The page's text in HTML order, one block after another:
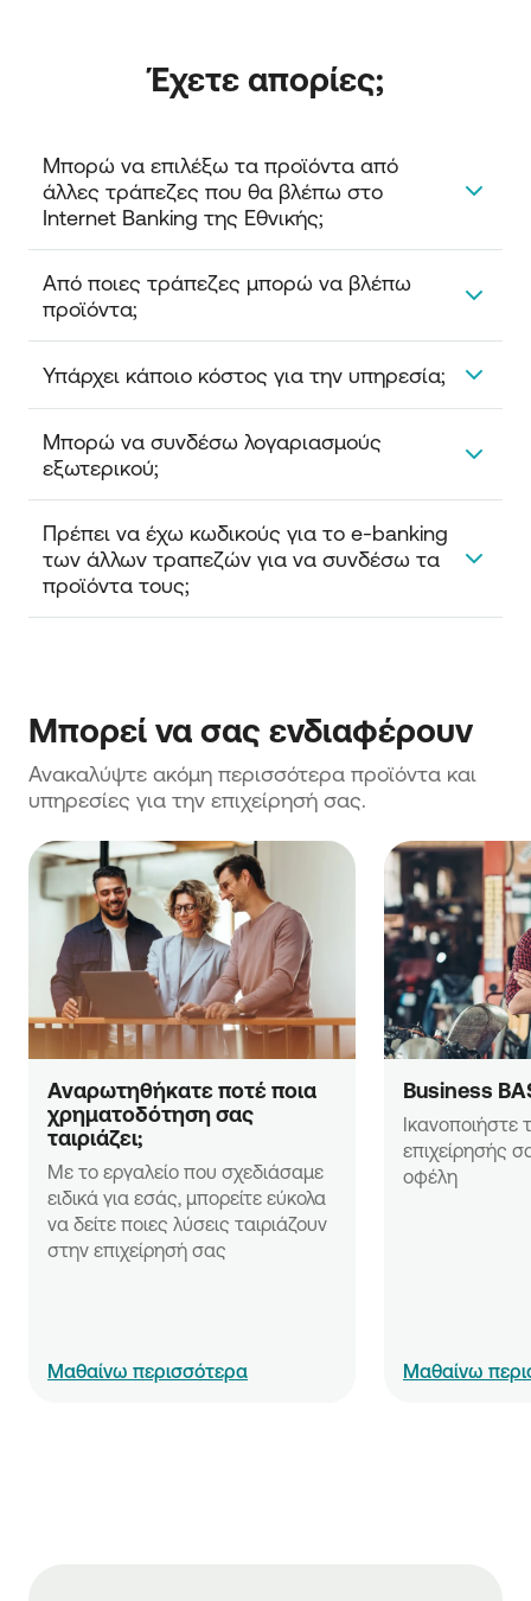
Έχετε απορίες;
Μπορώ να επιλέξω τα προϊόντα από
άλλες τράπεζες που θα βλέπω στο
Internet Banking της Εθνικής;
Ναι, μπορείτε να επιλέξετε ποια προϊόντα από
άλλες τράπεζες θα βλεπετε. Μετά από 90 μέρες θα
ξαναζητήσουμε τη συγκατάθεσή σας για να έχετε
Από ποιες τράπεζες μπορώ να βλέπω
προϊόντα;
Μέχρι σήμερα, μπορείτε να βλέπετε λογαριασμούς
και κάρτες των τραπεζών Πειραιώς, Eurobank και
Alpha Bank. Σύντομα θα μπορείτε να προσθέτετε
προϊόντα και άλλων ελληνικών τραπεζών και
τραπεζών εξωτερικού εντός SEPA.
Υπάρχει κάποιο κόστος για την υπηρεσία;
Η υπηρεσία παρέχεται δωρεάν.
Μπορώ να συνδέσω λογαριασμούς
εξωτερικού;
Η δυνατότητα εμφάνισης προϊόντων από τράπεζες
του εξωτερικού δεν είναι ακόμη διαθέσιμη.
Σύντομα, θα μπορείτε να συνδέσετε προϊόντα
τραπεζών εξωτερικού εντός SEPA.
Πρέπει να έχω κωδικούς για το e-banking
των άλλων τραπεζών για να συνδέσω τα
προϊόντα τους;
Μπορεί να σας ενδιαφέρουν
Ανακαλύψτε ακόμη περισσότερα προϊόντα και
υπηρεσίες για την επιχείρησή σας.
Αναρωτηθήκατε ποτέ ποια
χρηματοδότηση σας
ταιριάζει;
Με το εργαλείο που σχεδιάσαμε
ειδικά για εσάς, μπορείτε εύκολα
να δείτε ποιες λύσεις ταιριάζουν
στην επιχείρησή σας
Μαθαίνω περισσότερα
Business
Ικανοποιήστε
επιχείρησής
οφέλη
Μαθαίνω